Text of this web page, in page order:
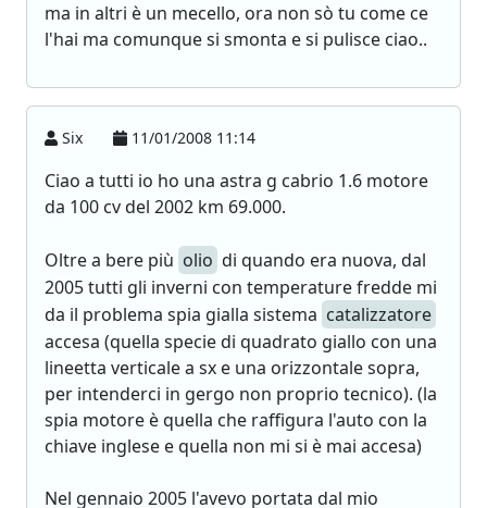
ma in altri è un mecello, ora non sò tu come ce
l'hai ma comunque si smonta e si pulisce ciao..
Six 11/01/2008 11:14
Ciao a tutti io ho una astra g cabrio 1.6 motore
da 100 cv del 2002 km 69.000.
Oltre a bere più olio di quando era nuova, dal
2005 tutti gli inverni con temperature fredde mi
da il problema spia gialla sistema catalizzatore
accesa (quella specie di quadrato giallo con una
lineetta verticale a sx e una orizzontale sopra,
per intenderci in gergo non proprio tecnico). (la
spia motore è quella che raffigura l'auto con la
chiave inglese e quella non mi si è mai accesa)
Nel gennaio 2005 l'avevo portata dal mio